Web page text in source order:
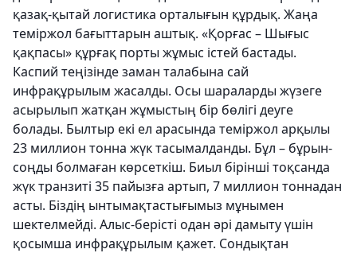
қазақ-қытай логистика орталығын құрдық. Жаңа
теміржол бағыттарын аштық. «Қорғас – Шығыс
қақпасы» құрғақ порты жұмыс істей бастады.
Каспий теңізінде заман талабына сай
инфрақұрылым жасалды. Осы шараларды жүзеге
асырылып жатқан жұмыстың бір бөлігі деуге
болады. Былтыр екі ел арасында теміржол арқылы
23 миллион тонна жүк тасымалданды. Бұл – бұрын-
соңды болмаған көрсеткіш. Биыл бірінші тоқсанда
жүк транзиті 35 пайызға артып, 7 миллион тоннадан
асты. Біздің ынтымақтастығымыз мұнымен
шектелмейді. Алыс-берісті одан әрі дамыту үшін
қосымша инфрақұрылым қажет. Сондықтан